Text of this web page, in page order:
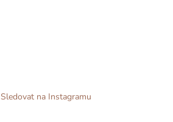
Sledovat na Instagramu